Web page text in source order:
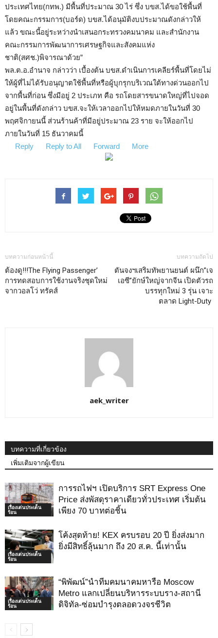
ประเทศไทย(กทพ.) มีพื้นที่ประมาณ 30 ไร่ ซึ่ง บขส.ได้ขอใช้พื้นที่
โดยคณะกรรมการ(บอร์ด) บขส.ได้อนุมัติงบประมาณดังกล่าวให้
แล้ว ขณะนี้อยู่ระหว่างนำเสนอกระทรวงคมนาคม และสำนักงาน
คณะกรรมการพัฒนาการเศรษฐกิจและสังคมแห่ง
ชาติ(สศช.)พิจารณาด้วย”
พล.ต.อ.อำนาจ กล่าวว่า เบื้องต้น บขส.ดำเนินการเคลียร์พื้นที่โดยไม่
ให้ผู้ที่ไม่ได้รับอนุญาตใช้พื้นที่หรือผู้บุกรุกบริเวณใต้ทางด่วนออกไป
จากพื้นที่ก่อน ซึ่งมีอยู่ 2 ประเภท คือ รถโดยสารขนาดใหญ่ที่ไปจอด
อยู่ในพื้นที่ดังกล่าว บขส.จะให้เวลาออกไปให้หมดภายในวันที่ 30
พฤศจิกายนนี้ ส่วนร้านค้าที่มีอยู่ประมาณ 23 ราย จะให้ออกไป
ภายในวันที่ 15 ธันวาคมนี้
Reply
Reply to All Forward More
บทความก่อนหน้านี้
ต้องดู!!!The Flying Passenger’
การทดสอบการใช้งานจริงชุดใหม่
จากวอลโว่ ทรัคส์
บทความถัดไป
ตันจงฯเสริมทัพยานยนต์ ผนึก”เจ
เอซี”ยักษ์ใหญ่จากจีน เปิดตัวรถ
บรรทุกใหม่ 3 รุ่น เจาะ
ตลาด Light-Duty
aek_writer
บทความที่เกี่ยวข้อง
เพิ่มเติมจากผู้เขียน
เรื่องเด่นประเด็น
ร้อน
การรถไฟฯ เปิดบริการ SRT Express One
Price ส่งพัสดุราคาเดียวทั่วประเทศ เริ่มต้น
เพียง 70 บาทต่อชิ้น
เรื่องเด่นประเด็น
ร้อน
โค้งสุดท้าย! KEX ครบรอบ 20 ปี ยิ่งส่งมาก
ยิ่งมีสิทธิ์ลุ้นมาก ถึง 20 ส.ค. นี้เท่านั้น
เรื่องเด่นประเด็น
ร้อน
“พิพัฒน์”นำทีมคมนาคมหารือ Moscow
Metro แลกเปลี่ยนบริหารระบบราง-สถานี
ดิจิทัล-ซ่อมบำรุงตลอดวงจรชีวิต